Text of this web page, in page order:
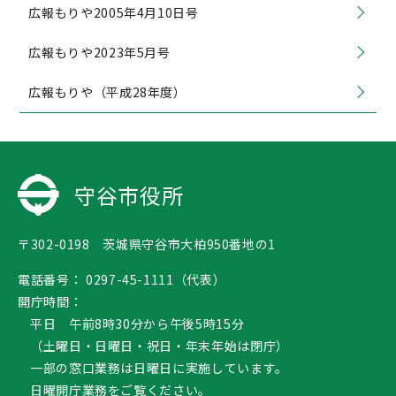
広報もりや2005年4月10日号
広報もりや2023年5月号
広報もりや（平成28年度）
守谷市役所
〒302-0198 茨城県守谷市大柏950番地の1
電話番号： 0297-45-1111（代表）
開庁時間：
平日 午前8時30分から午後5時15分
（土曜日・日曜日・祝日・年末年始は閉庁）
一部の窓口業務は日曜日に実施しています。
日曜開庁業務をご覧ください。